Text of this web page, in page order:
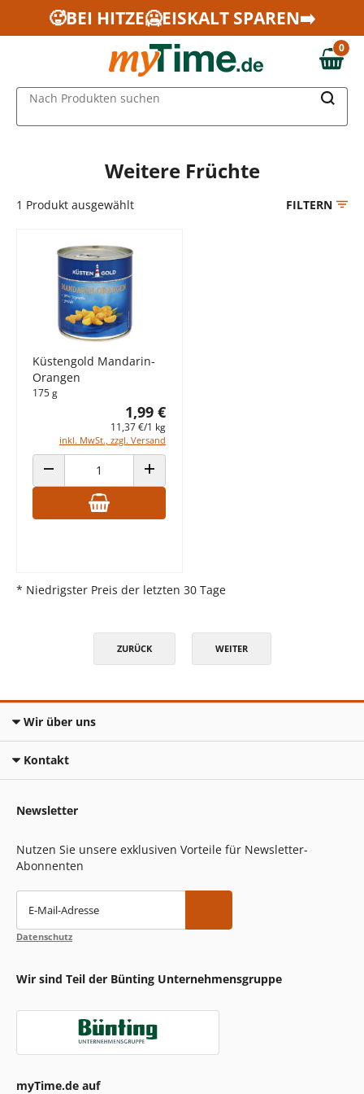
Zum Hauptinhalt springen
Zur Navigation springen
Zur Suche springen
🥵BEI HITZE🥶EISKALT SPAREN➡️
0,00 €
0
Nach Produkten suchen
Weitere Früchte
1 Produkt ausgewählt FILTERN
Küstengold Mandarin-
Orangen
175 g
1,99 €
11,37 €/1 kg
inkl. MwSt., zzgl. Versand
ANZAHL VERRINGERN ANZAHL ERHÖHEN
* Niedrigster Preis der letzten 30 Tage
ZURÜCK WEITER
Wir über uns
Kontakt
Newsletter
Nutzen Sie unsere exklusiven Vorteile für Newsletter-
Abonnenten
E-Mail-Adresse
Datenschutz
Wir sind Teil der Bünting Unternehmensgruppe
myTime.de auf